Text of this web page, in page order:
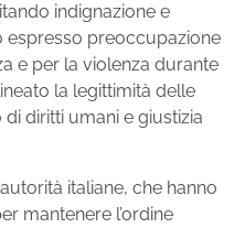
indignazione e
espresso preoccupazione
e per la violenza durante
la legittimità delle
diritti umani e giustizia
italiane, che hanno
mantenere l’ordine